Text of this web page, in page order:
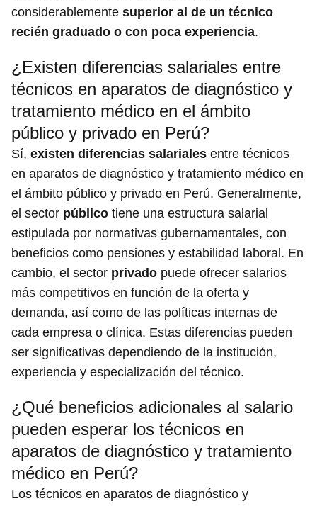
considerablemente superior al de un técnico
recién graduado o con poca experiencia.
¿Existen diferencias salariales entre
técnicos en aparatos de diagnóstico y
tratamiento médico en el ámbito
público y privado en Perú?
Sí, existen diferencias salariales entre técnicos
en aparatos de diagnóstico y tratamiento médico en
el ámbito público y privado en Perú. Generalmente,
el sector público tiene una estructura salarial
estipulada por normativas gubernamentales, con
beneficios como pensiones y estabilidad laboral. En
cambio, el sector privado puede ofrecer salarios
más competitivos en función de la oferta y
demanda, así como de las políticas internas de
cada empresa o clínica. Estas diferencias pueden
ser significativas dependiendo de la institución,
experiencia y especialización del técnico.
¿Qué beneficios adicionales al salario
pueden esperar los técnicos en
aparatos de diagnóstico y tratamiento
médico en Perú?
Los técnicos en aparatos de diagnóstico y